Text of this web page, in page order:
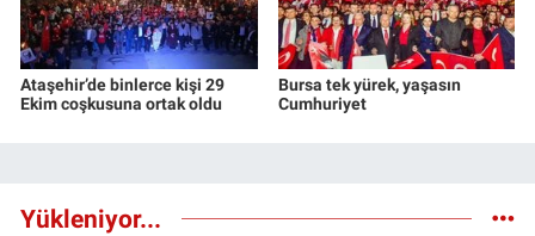
Ataşehir’de binlerce kişi 29
Ekim coşkusuna ortak oldu
Bursa tek yürek, yaşasın
Cumhuriyet
Yükleniyor...